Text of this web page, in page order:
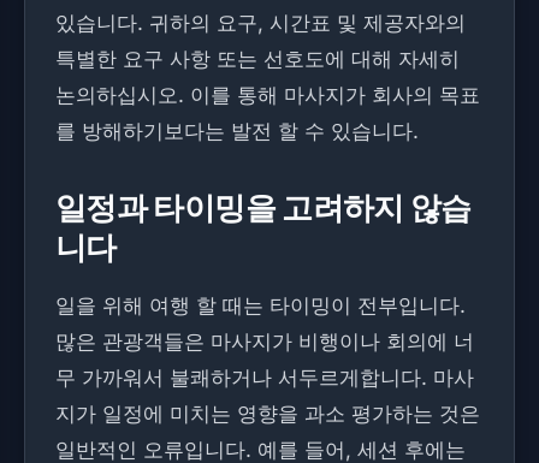
있습니다. 귀하의 요구, 시간표 및 제공자와의
특별한 요구 사항 또는 선호도에 대해 자세히
논의하십시오. 이를 통해 마사지가 회사의 목표
를 방해하기보다는 발전 할 수 있습니다.
일정과 타이밍을 고려하지 않습
니다
일을 위해 여행 할 때는 타이밍이 전부입니다.
많은 관광객들은 마사지가 비행이나 회의에 너
무 가까워서 불쾌하거나 서두르게합니다. 마사
지가 일정에 미치는 영향을 과소 평가하는 것은
일반적인 오류입니다. 예를 들어, 세션 후에는